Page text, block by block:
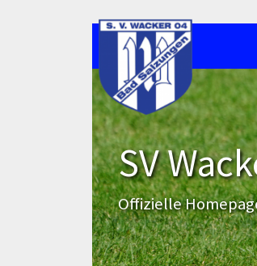
SV
Offizielle